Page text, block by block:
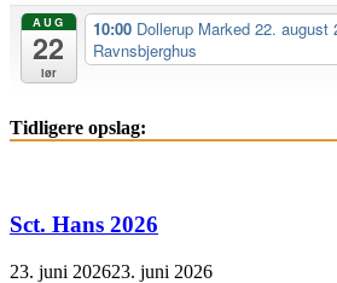
AUG
22
lør
10:00 Dollerup Marked 22. august
Ravnsbjerghus
Tidligere opslag:
Sct. Hans 2026
23. juni 202623. juni 2026